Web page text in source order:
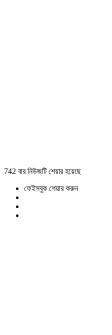
742 বার নিউজটি শেয়ার হয়েছে
ফেইসবুক শেয়ার করুন